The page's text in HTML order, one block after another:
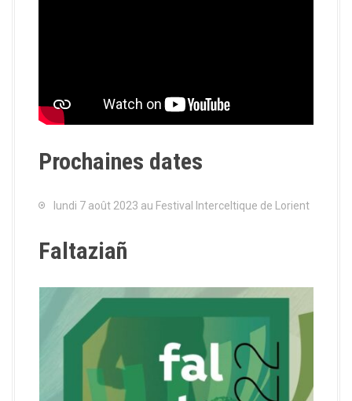
Prochaines dates
lundi 7 août 2023 au Festival Interceltique de Lorient
Faltaziañ